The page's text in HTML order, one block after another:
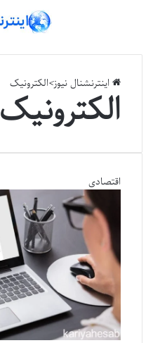
اینترنشنال نیوز>الکترونیک
الکترونیک
اقتصادی